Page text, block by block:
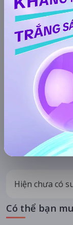
LỊCH CHIẾU
Hà Nội
CHỌN NGÀY XEM
MAI
12/08
Thứ tư
Hiện chưa có
Có thể bạn